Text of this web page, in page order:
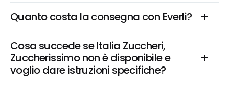
Quanto costa la consegna con Everli?
Cosa succede se Italia Zuccheri,
Zuccherissimo non è disponibile e
voglio dare istruzioni specifiche?